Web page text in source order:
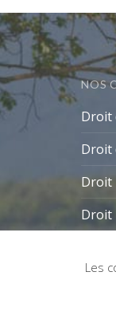
NOS
Droit
Droit
Droit
Droit
Les